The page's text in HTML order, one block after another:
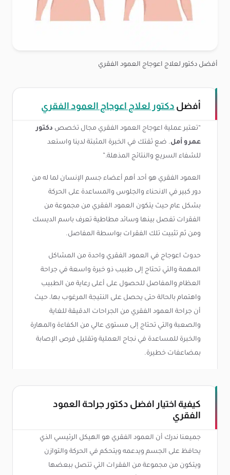
أفضل دكتور لعلاج اعوجاج العمود الفقري
أفضل دكتور لعلاج اعوجاج العمود الفقري
“تعتبر عملية اعوجاج العمود الفقري مجال تخصص دكتور
عمرو أمل. ضع ثقتك في الخبرة المثبتة لدينا واستعد
للشفاء السريع والنتائج المذهلة.”
العمود الفقري هو أحد أهم أعضاء جسم الإنسان لما له من
دور كبير في الانحناء والجلوس والمساعدة على الحركة
بشكل عام حيث يتكون العمود الفقري من مجموعة من
الفقرات تفصل بينها وسائد مطاطية تعرف باسم الديسك
ومن ثم تثبيت تلك الفقرات بواسطة المفاصل.
حدوث اعوجاج في العمود الفقري واحدة من المشاكل
المهمة والتي تحتاج إلى طبيب ذو خبرة واسعة في جراحة
العظام والمفاصل للحصول على أعلى رعاية من الطبيب
واهتمام بالحالة حتى يحصل على النتيجة المرغوب بها، حيث
أن جراحة العمود الفقري من الجراحات الدقيقة للغاية
والصعبة والتي تحتاج إلى مستوى عالي من الكفاءة والمهارة
والخبرة للمساعدة في نجاح العملية وتقليل فرص الإصابة
بمضاعفات خطيرة.
كيفية اختيار افضل دكتور جراحة العمود
الفقري
جميعنا ندرك أن العمود الفقري هو الهيكل الرئيسي الذي
يحافظ على الجسم ويدعمه ويتحكم في الحركة والتوازن
ويتكون من مجموعة من الفقرات التي تتصل ببعضها